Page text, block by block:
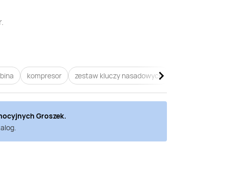
kompresor zestaw kluczy nasadowych
Groszek.